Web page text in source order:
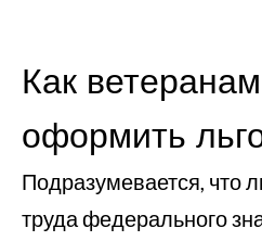
Как
оформить
Подразумевается, что
труда федерального